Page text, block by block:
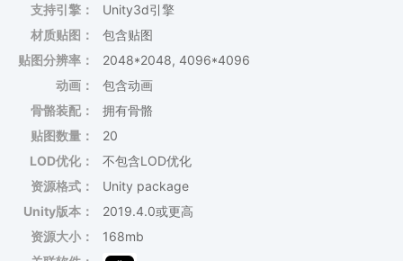
支持引擎：
Unity3d引擎
材质贴图：
包含贴图
贴图分辨率：
2048*2048, 4096*4096
动画：
包含动画
骨骼装配：
拥有骨骼
贴图数量：
20
LOD优化：
不包含LOD优化
资源格式：
Unity package
Unity版本：
2019.4.0或更高
资源大小：
168mb